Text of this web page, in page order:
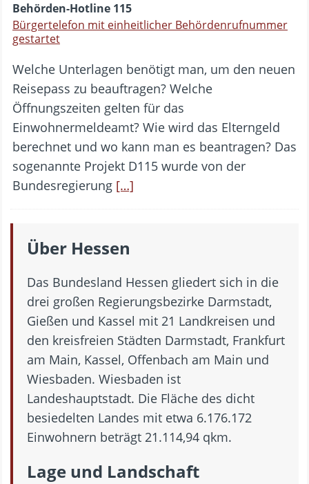
Behörden-Hotline 115
Bürgertelefon mit einheitlicher Behördenrufnummer
gestartet
Welche Unterlagen benötigt man, um den neuen
Reisepass zu beauftragen? Welche
Öffnungszeiten gelten für das
Einwohnermeldeamt? Wie wird das Elterngeld
berechnet und wo kann man es beantragen? Das
sogenannte Projekt D115 wurde von der
Bundesregierung […]
Über Hessen
Das Bundesland Hessen gliedert sich in die
drei großen Regierungsbezirke Darmstadt,
Gießen und Kassel mit 21 Landkreisen und
den kreisfreien Städten Darmstadt, Frankfurt
am Main, Kassel, Offenbach am Main und
Wiesbaden. Wiesbaden ist
Landeshauptstadt. Die Fläche des dicht
besiedelten Landes mit etwa 6.176.172
Einwohnern beträgt 21.114,94 qkm.
Lage und Landschaft